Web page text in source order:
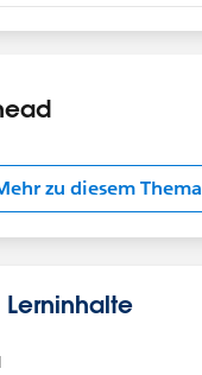
zu diesem Thema